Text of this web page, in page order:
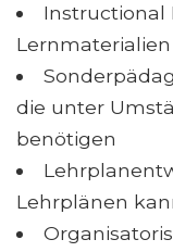
Instructional
Lernmaterialien
die unter
benötigen
Lehrplänen